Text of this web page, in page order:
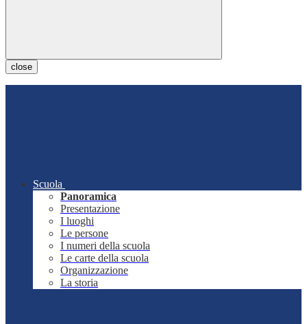
close
Scuola
Panoramica
Presentazione
I luoghi
Le persone
I numeri della scuola
Le carte della scuola
Organizzazione
La storia